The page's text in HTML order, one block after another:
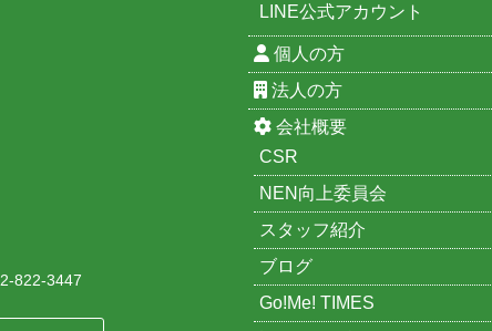
822-3447
LINE公式アカウント
個人の方
法人の方
会社概要
CSR
NEN向上委員会
スタッフ紹介
ブログ
Go!Me! TIMES